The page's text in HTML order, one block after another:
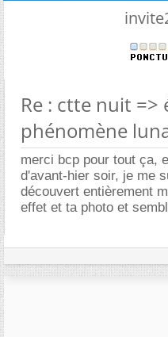
Re : ctte nuit =>
phénomène
merci bcp pour tout ça,
d'avant-hier soir, je me
découvert entièrement
effet et ta photo et